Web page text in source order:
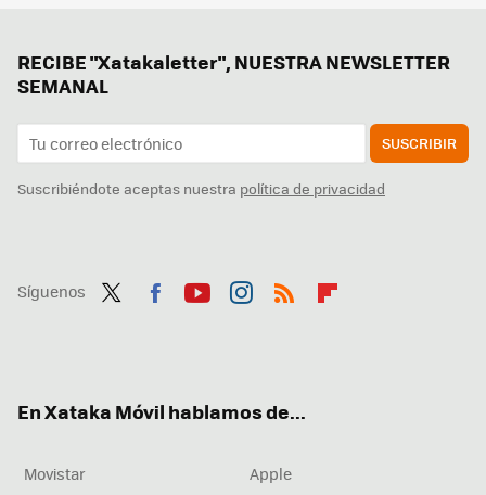
RECIBE "Xatakaletter", NUESTRA NEWSLETTER
SEMANAL
SUSCRIBIR
Suscribiéndote aceptas nuestra política de privacidad
Síguenos
En Xataka Móvil hablamos de...
Movistar
Apple